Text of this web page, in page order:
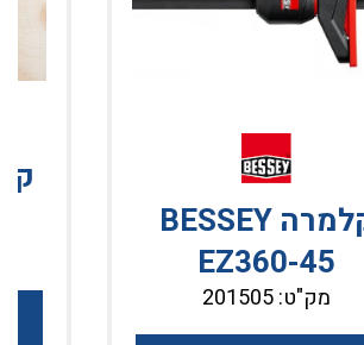
קלמרה BESSEY
EZ360-45
מק"ט: 201505